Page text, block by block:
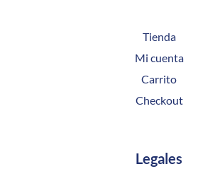
Tienda
Mi cuenta
Carrito
Checkout
Legales